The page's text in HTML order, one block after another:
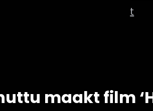
t
maakt film